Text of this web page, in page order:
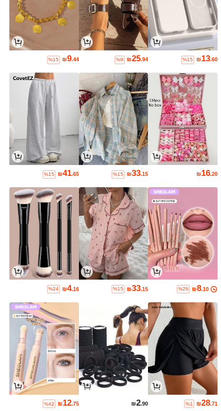
₪13.60
%15
₪25.94
%9
₪9.44
%15
₪16.20
₪33.15
%15
₪41.65
%15
₪8.10
%26
₪33.15
%15
₪4.16
%24
₪28.71
%1
₪2.90
₪12.75
%42